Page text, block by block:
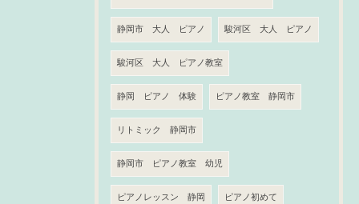
静岡市 大人 ピアノ 駿河区 大人 ピアノ
駿河区 大人 ピアノ教室
静岡 ピアノ 体験 ピアノ教室 静岡市
リトミック 静岡市
静岡市 ピアノ教室 幼児
ピアノレッスン 静岡 ピアノ初めて